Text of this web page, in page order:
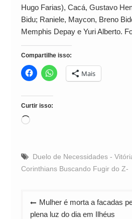
Hugo Farias), Cacá, Gustavo
Bidu; Raniele, Maycon, Breno
Memphis Depay e Yuri Alberto.
Compartilhe isso:
Mais
Curtir isso:
Carregando...
Duelo de Necessidades -
Corinthians Buscando Fugir do Z-
Navegação
de
Mulher é morta a facadas
plena luz do dia em Ilhéus